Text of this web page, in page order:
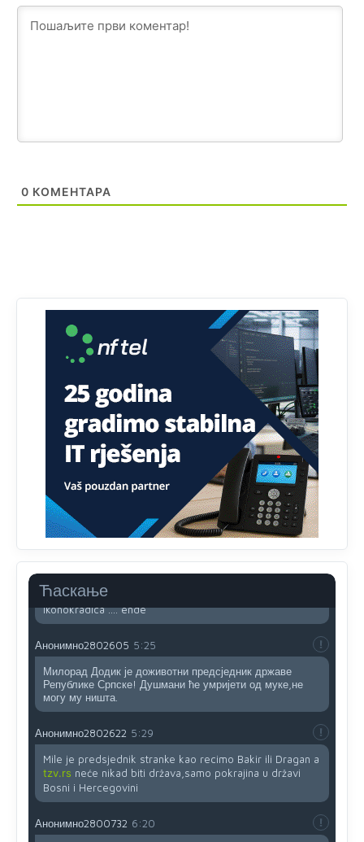
0 КОМЕНТАРА
Ћаскање
Najbolje da se preselite u Kanton a
yбиће га Били као зеца
Sto bogatiji-to skrtiji,sto tisi-to opasniji,sto pricivljiviji-to
gluplji,sto ljepsi-to razmazaniji,sto emotivniji-to
iskreniji,sto jaci- to bezdusniji,sto sladji u govoru-to
veci prevarant...
Анонимно2802132
Mnogi nesposobni ljudi su daleko dogurali. Ko je
nesposoban može raditi sve. Sposobni rade samo ono
što znaju.
....i onda su na tenkovima NATO pakta, na vlast došli
jedna baba i jedan švercer dezerter ratni profiter i
ikonokradica .... ende
Анонимно2802605 5:25
Милорад Додик је доживотни предсједник државе
Републике Српске! Душмани ће умријети од муке,не
могу му ништа.
Анонимно2802622 5:29
Mile je predsjednik stranke kao recimo Bakir ili Dragan a
tzv.rs neće nikad biti država,samo pokrajina u državi
Bosni i Hercegovini
Анонимно2800732 6:20